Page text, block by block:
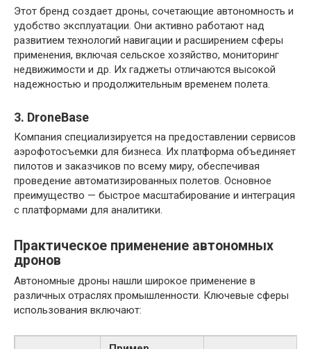
Этот бренд создает дроны, сочетающие автономность и
удобство эксплуатации. Они активно работают над
развитием технологий навигации и расширением сферы
применения, включая сельское хозяйство, мониторинг
недвижимости и др. Их гаджеты отличаются высокой
надежностью и продолжительным временем полета.
3. DroneBase
Компания специализируется на предоставлении сервисов
аэрофотосъемки для бизнеса. Их платформа объединяет
пилотов и заказчиков по всему миру, обеспечивая
проведение автоматизированных полетов. Основное
преимущество — быстрое масштабирование и интеграция
с платформами для аналитики.
Практическое применение автономных
дронов
Автономные дроны нашли широкое применение в
различных отраслях промышленности. Ключевые сферы
использования включают: